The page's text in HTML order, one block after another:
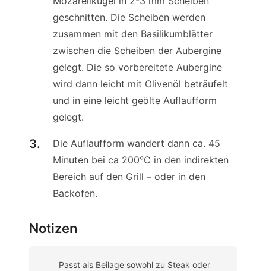
geschnitten. Die Scheiben werden
zusammen mit den Basilikumblätter
zwischen die Scheiben der Aubergine
gelegt. Die so vorbereitete Aubergine
wird dann leicht mit Olivenöl beträufelt
und in eine leicht geölte Auflaufform
gelegt.
Die Auflaufform wandert dann ca. 45
Minuten bei ca 200°C in den indirekten
Bereich auf den Grill – oder in den
Backofen.
Notizen
Passt als Beilage sowohl zu Steak oder